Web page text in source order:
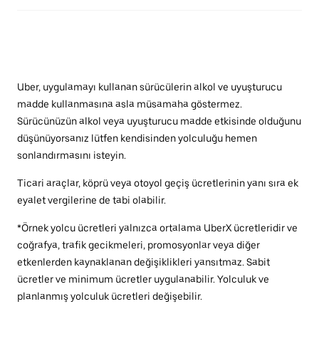
Uber, uygulamayı kullanan sürücülerin alkol ve uyuşturucu
madde kullanmasına asla müsamaha göstermez.
Sürücünüzün alkol veya uyuşturucu madde etkisinde olduğunu
düşünüyorsanız lütfen kendisinden yolculuğu hemen
sonlandırmasını isteyin.
Ticari araçlar, köprü veya otoyol geçiş ücretlerinin yanı sıra ek
eyalet vergilerine de tabi olabilir.
*Örnek yolcu ücretleri yalnızca ortalama UberX ücretleridir ve
coğrafya, trafik gecikmeleri, promosyonlar veya diğer
etkenlerden kaynaklanan değişiklikleri yansıtmaz. Sabit
ücretler ve minimum ücretler uygulanabilir. Yolculuk ve
planlanmış yolculuk ücretleri değişebilir.